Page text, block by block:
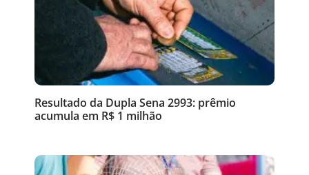
Resultado da Dupla Sena 2993: prêmio
acumula em R$ 1 milhão